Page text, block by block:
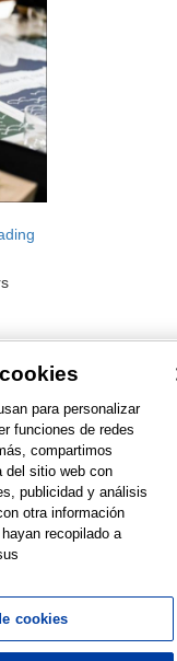
of 1 >
para personalizar
funciones de redes
compartimos
del sitio web con
publicidad y análisis
otra información
recopilado a
cookies